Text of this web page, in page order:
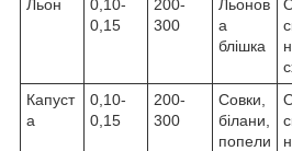
Льон
0,10-
0,15
200-
300
Льонов
а
блішка
Капуст
а
0,10-
0,15
200-
300
Совки,
білани,
попели